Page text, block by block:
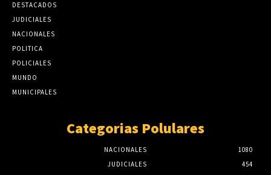
DESTACADOS
JUDICIALES
NACIONALES
POLITICA
POLICIALES
MUNDO
MUNICIPALES
Categorias Polulares
NACIONALES
1080
JUDICIALES
454